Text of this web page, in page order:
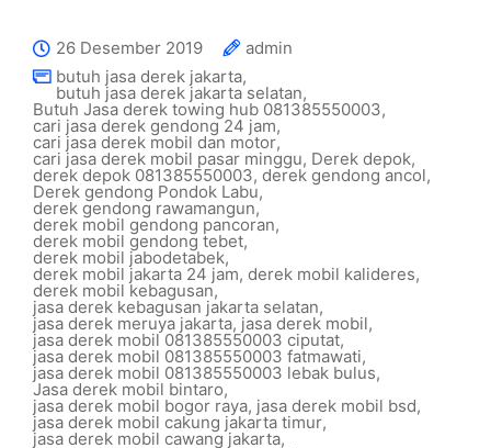
26 Desember 2019
admin
butuh jasa derek jakarta,
butuh jasa derek jakarta selatan,
Butuh Jasa derek towing hub 081385550003,
cari jasa derek gendong 24 jam,
cari jasa derek mobil dan motor,
cari jasa derek mobil pasar minggu, Derek depok,
derek depok 081385550003, derek gendong ancol,
Derek gendong Pondok Labu,
derek gendong rawamangun,
derek mobil gendong pancoran,
derek mobil gendong tebet,
derek mobil jabodetabek,
derek mobil jakarta 24 jam, derek mobil kalideres,
derek mobil kebagusan,
jasa derek kebagusan jakarta selatan,
jasa derek meruya jakarta, jasa derek mobil,
jasa derek mobil 081385550003 ciputat,
jasa derek mobil 081385550003 fatmawati,
jasa derek mobil 081385550003 lebak bulus,
Jasa derek mobil bintaro,
jasa derek mobil bogor raya, jasa derek mobil bsd,
jasa derek mobil cakung jakarta timur,
jasa derek mobil cawang jakarta,